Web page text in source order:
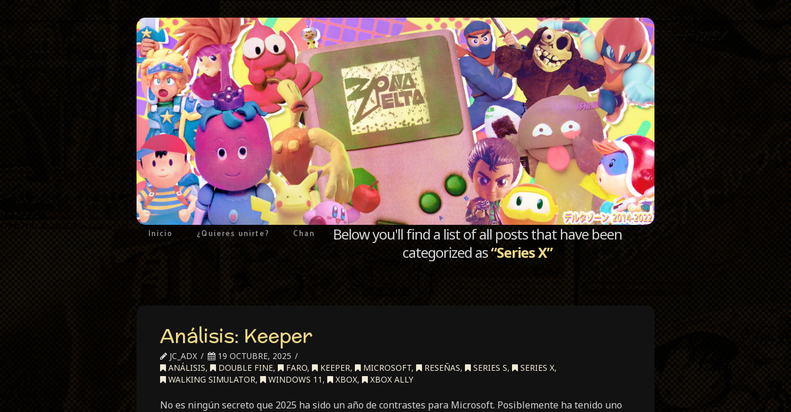
Inicio ¿Quieres unirte? Chan
Below you'll find a list of all posts that have been
categorized as“Series X”
Análisis: Keeper
JC_ADX
19 OCTUBRE, 2025
ANÁLISIS, DOUBLE FINE, FARO, KEEPER, MICROSOFT, RESEÑAS, SERIES S, SERIES X,
WALKING SIMULATOR, WINDOWS 11 , XBOX, XBOX ALLY
No es ningún secreto que 2025 ha sido un año de contrastes para Microsoft. Posiblemente ha tenido uno